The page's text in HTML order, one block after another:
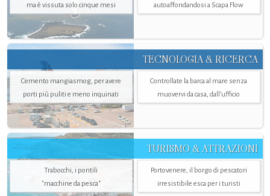
ma è vissuta solo cinque mesi
autoaffondandosi a Scapa Flow
TECNOLOGIA & RICERCA
Cemento mangiasmog, per avere
porti più puliti e meno inquinati
Controllate la barca al mare senza
muovervi da casa, dall’ufficio
TURISMO & ATTRAZIONI
Trabocchi, i pontili
"macchine da pesca"
Portovenere, il borgo di pescatori
irresistibile esca per i turisti